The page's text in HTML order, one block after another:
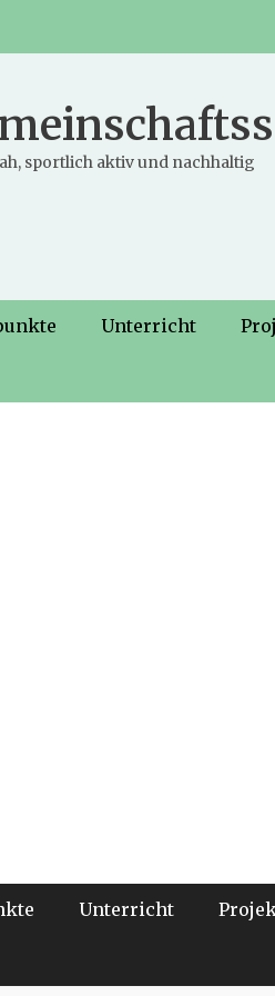
sportlich aktiv und nachhaltig
Unterricht
Unterricht